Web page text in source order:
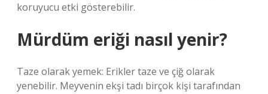
koruyucu etki gösterebilir.
Mürdüm eriği nasıl yenir?
Taze olarak yemek: Erikler taze ve çiğ olarak
yenebilir. Meyvenin ekşi tadı birçok kişi tarafından